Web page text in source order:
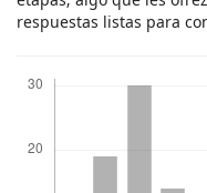
respuestas listas para